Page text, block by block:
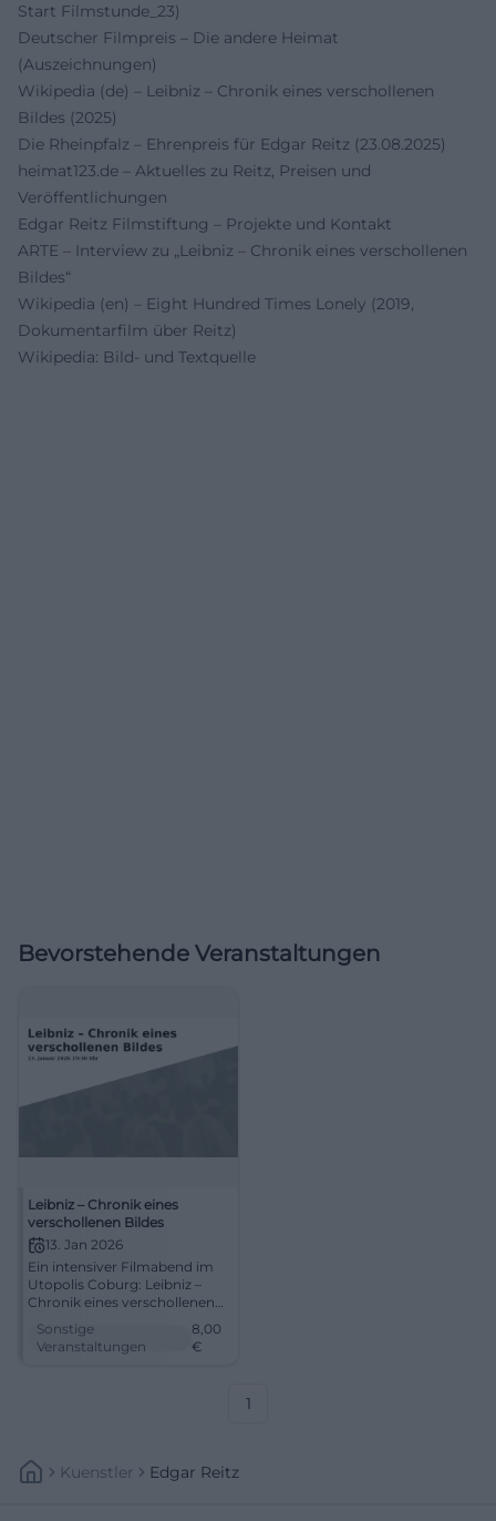
Start Filmstunde_23)
Deutscher Filmpreis – Die andere Heimat
(Auszeichnungen)
Wikipedia (de) – Leibniz – Chronik eines verschollenen
Bildes (2025)
Die Rheinpfalz – Ehrenpreis für Edgar Reitz (23.08.2025)
heimat123.de – Aktuelles zu Reitz, Preisen und
Veröffentlichungen
Edgar Reitz Filmstiftung – Projekte und Kontakt
ARTE – Interview zu „Leibniz – Chronik eines verschollenen
Bildes“
Wikipedia (en) – Eight Hundred Times Lonely (2019,
Dokumentarfilm über Reitz)
Wikipedia: Bild- und Textquelle
Bevorstehende Veranstaltungen
Leibniz – Chronik eines
verschollenen Bildes
13. Jan 2026
Ein intensiver Filmabend im
Utopolis Coburg: Leibniz –
Chronik eines verschollenen
Bildes. 13.01.2026, 19:30 Uhr,
ca. 104 Min., Preis ab 8 €.
Klug, sinnlich, nachhallend –
Sonstige
Veranstaltungen
8,00
€
1
Kuenstler Edgar Reitz